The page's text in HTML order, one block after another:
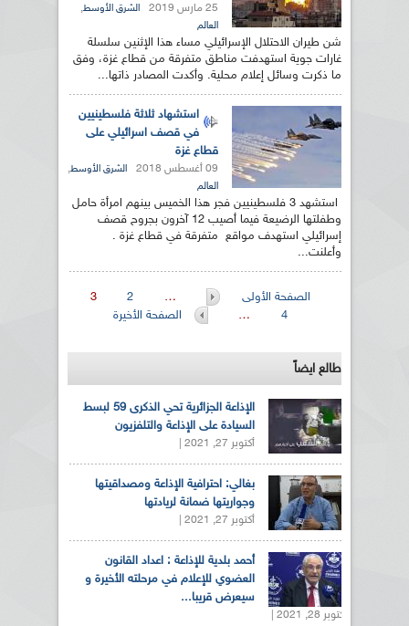
25 مارس 2019 الشرق الأوسط,
العالم
شن طيران الاحتلال الإسرائيلي مساء هذا الإثنين سلسلة
غارات جوية استهدفت مناطق متفرقة من قطاع غزة، وفق
ما ذكرت وسائل إعلام محلية. وأكدت المصادر ذاتها...
استشهاد ثلاثة فلسطينيين
في قصف اسرائيلي على
قطاع غزة
09 أغسطس 2018 الشرق الأوسط,
العالم
استشهد 3 فلسطينيين فجر هذا الخميس بينهم امرأة حامل
وطفلتها الرضيعة فيما أصيب 12 آخرون بجروح قصف
إسرائيلي استهدف مواقع متفرقة في قطاع غزة .
وأعلنت...
الصفحات
الصفحة الأولى …
2
3
4
… الصفحة الأخيرة
طالع ايضاً
الإذاعة الجزائرية تحي الذكرى 59 لبسط
السيادة على الإذاعة والتلفزيون
أكتوبر 27, 2021 |
بغالي: احترافية الإذاعة ومصداقيتها
وجواريتها ضمانة لريادتها
أكتوبر 27, 2021 |
أحمد بلدية للإذاعة : اعداد القانون
العضوي للإعلام في مرحلته الأخيرة و
سيعرض قريبا...
أكتوبر 28, 2021 |